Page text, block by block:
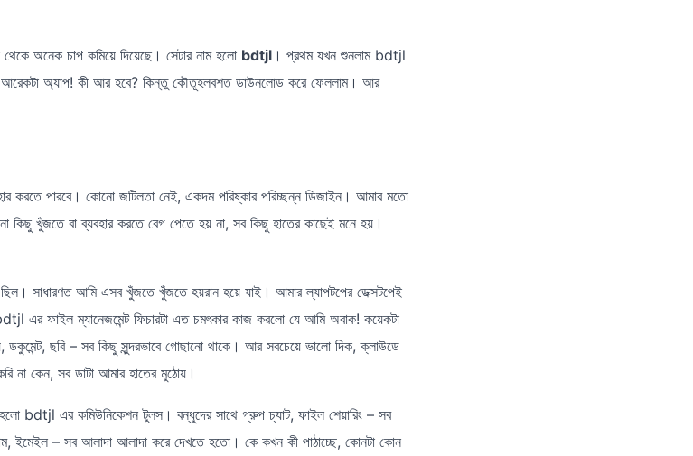
অনেক চাপ কমিয়ে দিয়েছে। সেটার নাম হলো bdtjl । প্রথম যখন শুনলাম bdtjl
আরেকটা অ্যাপ! কী আর হবে? কিন্তু কৌতূহলবশত ডাউনলোড করে ফেললাম। আর
করতে পারবে। কোনো জটিলতা নেই, একদম পরিষ্কার পরিচ্ছন্ন ডিজাইন। আমার মতো
কিছু খুঁজতে বা ব্যবহার করতে বেগ পেতে হয় না, সব কিছু হাতের কাছেই মনে হয়।
সাধারণত আমি এসব খুঁজতে খুঁজতে হয়রান হয়ে যাই। আমার ল্যাপটপের ডেক্সটপেই
এর ফাইল ম্যানেজমেন্ট ফিচারটা এত চমৎকার কাজ করলো যে আমি অবাক! কয়েকটা
ছবি – সব কিছু সুন্দরভাবে গোছানো থাকে। আর সবচেয়ে ভালো দিক, ক্লাউডে
না কেন, সব ডাটা আমার হাতের মুঠোয়।
হলো bdtjl এর কমিউনিকেশন টুলস। বন্ধুদের সাথে গ্রুপ চ্যাট, ফাইল শেয়ারিং – সব
ইমেইল – সব আলাদা আলাদা করে দেখতে হতো। কে কখন কী পাঠাচ্ছে, কোনটা কোন